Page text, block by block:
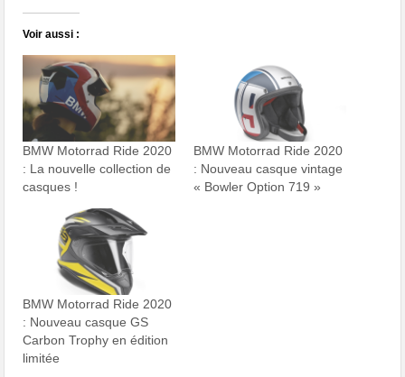
Voir aussi :
BMW Motorrad Ride 2020
: La nouvelle collection de
casques !
BMW Motorrad Ride 2020
: Nouveau casque vintage
« Bowler Option 719 »
BMW Motorrad Ride 2020
: Nouveau casque GS
Carbon Trophy en édition
limitée